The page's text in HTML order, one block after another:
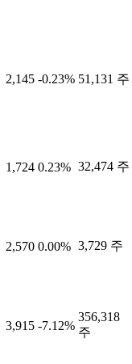
2,145 -0.23% 51,131 주
1,724 0.23% 32,474 주
2,570 0.00% 3,729 주
3,915 -7.12%
356,318
주